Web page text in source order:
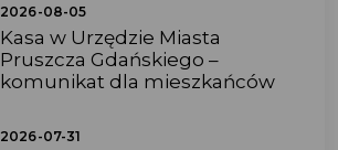
2026-08-05
Kasa w Urzędzie Miasta
Pruszcza Gdańskiego –
komunikat dla mieszkańców
2026-07-31